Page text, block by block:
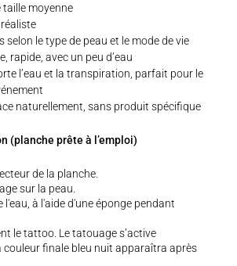
moyenne
selon le type de peau et le mode de vie
rapide, avec un peu d’eau
l’eau et la transpiration, parfait pour le
naturellement, sans produit spécifique
(planche prête à l’emploi)
de la planche.
sur la peau.
l'eau, à l'aide d'une éponge pendant
le tattoo. Le tatouage s’active
couleur finale bleu nuit apparaîtra après